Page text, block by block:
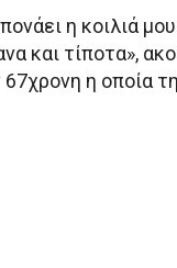
η κοιλιά
και τίποτα»,
η οποία